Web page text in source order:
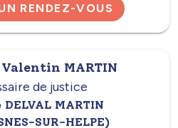
RENDEZ-VOUS
MARTIN
de justice
DELVAL MARTIN
SUR-HELPE)